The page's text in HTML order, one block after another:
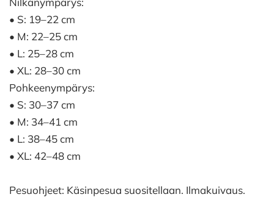
• S: 19–22 cm
• M: 22–25 cm
• L: 25–28 cm
• XL: 28–30 cm
Pohkeenympärys:
• S: 30–37 cm
• M: 34–41 cm
• L: 38–45 cm
• XL: 42–48 cm
Pesuohjeet: Käsinpesua suositellaan. Ilmakuivaus.